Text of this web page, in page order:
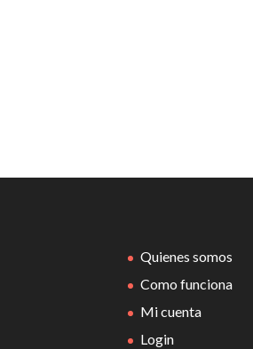
Quienes somos
Como funciona
Mi cuenta
Login